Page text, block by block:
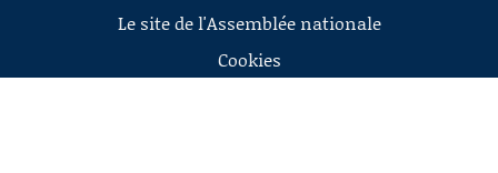
Le site de l'Assemblée nationale
Cookies